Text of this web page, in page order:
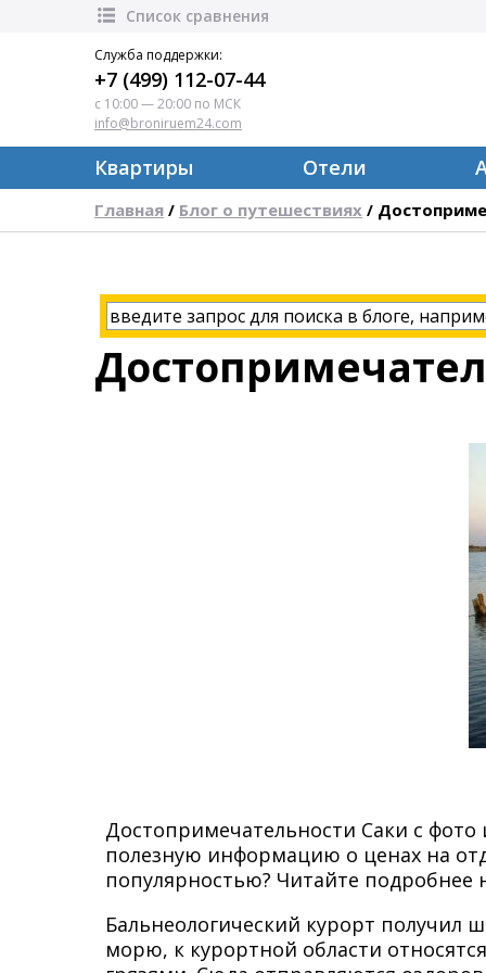
Список сравнения
Служба поддержки:
+7 (499) 112-07-44
с 10:00 — 20:00 по МСК
info@broniruem24.com
Квартиры Отели
Главная / Блог о путешествиях /
Достопримечательности Саки с
полезную информацию о ценах на
популярностью? Читайте подробнее
Бальнеологический курорт получил
морю, к курортной области